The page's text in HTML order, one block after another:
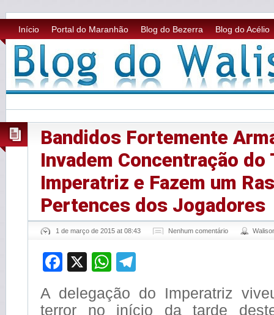
Início Portal do Maranhão Blog do Bezerra Blog do Acélio
Bandidos Fortemente
Invadem Concentração do
Imperatriz e Fazem um
Pertences dos Jogadores
1 de março de 2015 at 08:43 Nenhum comentário
Facebook
X WhatsApp
A delegação do Imperatriz
terror no início da tarde